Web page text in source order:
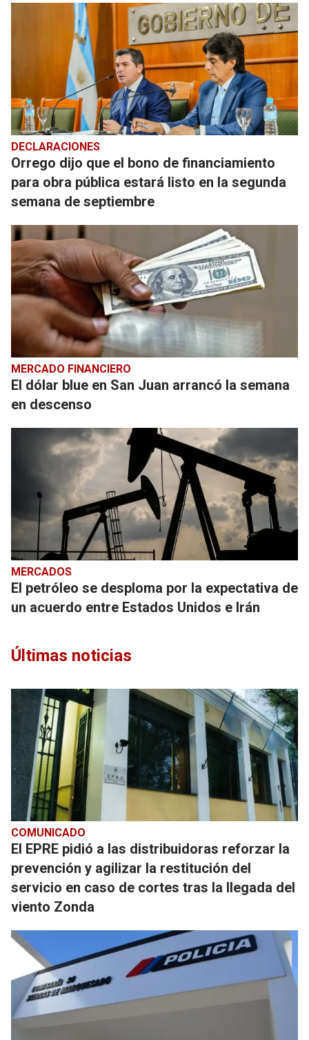
DECLARACIONES
Orrego dijo que el bono de financiamiento
para obra pública estará listo en la segunda
semana de septiembre
MERCADO FINANCIERO
El dólar blue en San Juan arrancó la semana
en descenso
MERCADOS
El petróleo se desploma por la expectativa de
un acuerdo entre Estados Unidos e Irán
Últimas noticias
COMUNICADO
El EPRE pidió a las distribuidoras reforzar la
prevención y agilizar la restitución del
servicio en caso de cortes tras la llegada del
viento Zonda